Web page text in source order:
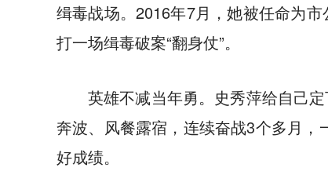
缉毒战场。2016年7月，她被任命为
打一场缉毒破案“翻身仗”。
英雄不减当年勇。史秀萍给自己
奔波、风餐露宿，连续奋战3个多月
好成绩。